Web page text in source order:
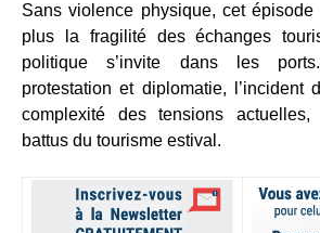
Sans violence physique, cet
plus la fragilité des échanges
politique s’invite dans les
protestation et diplomatie, l’incident
complexité des tensions
battus du tourisme estival.